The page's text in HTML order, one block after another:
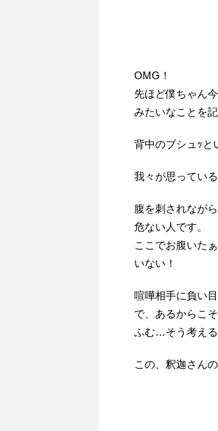
OMG！
先ほど僕ちゃん
みたいなことを
背中のブシュｯと
我々が思ってい
腹を刺されなが
危ない人です。
ここでお腹いた
いない！
喧嘩相手に負い
で、あるからこ
ふむ…そう考える
この、釈迦さん